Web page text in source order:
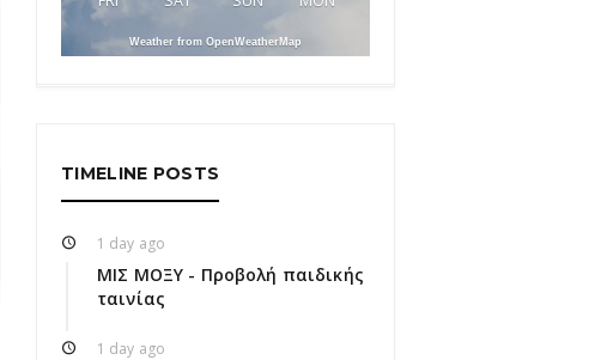
Weather from OpenWeatherMap
TIMELINE POSTS
1 day ago
ΜΙΣ ΜΟΞΥ - Προβολή παιδικής
ταινίας
1 day ago